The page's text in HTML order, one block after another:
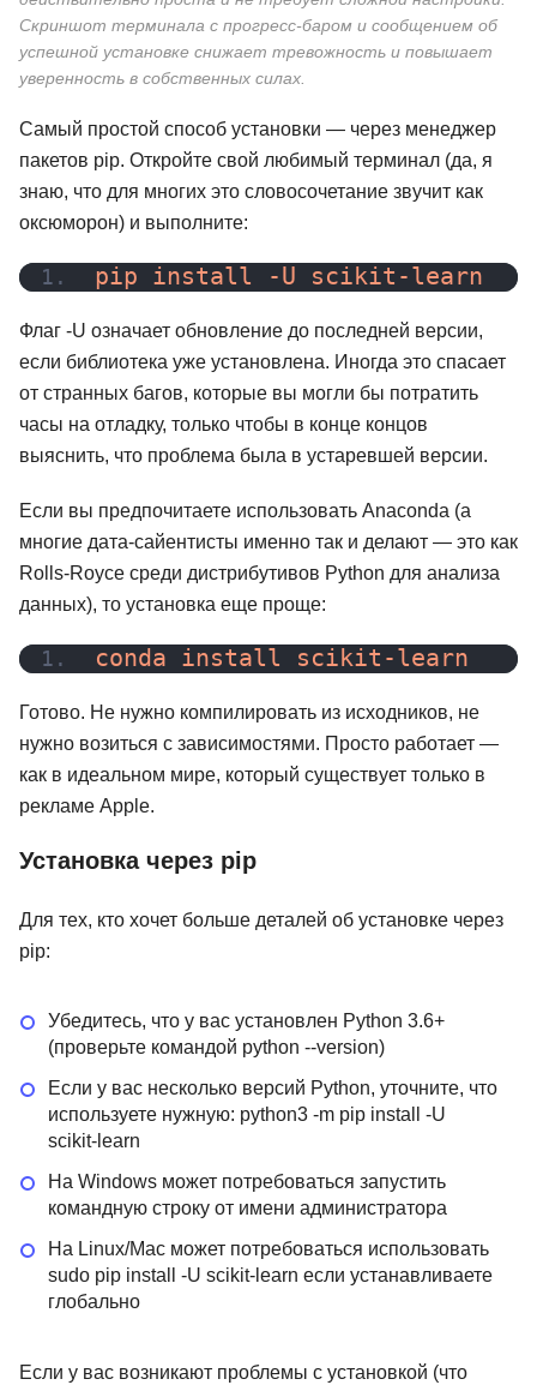
Скриншот терминала с прогресс-баром и сообщением об
успешной установке снижает тревожность и повышает
уверенность в собственных силах.
Самый простой способ установки — через менеджер
пакетов pip. Откройте свой любимый терминал (да, я
знаю, что для многих это словосочетание звучит как
оксюморон) и выполните:
pip install -U scikit-learn
Флаг -U означает обновление до последней версии,
если библиотека уже установлена. Иногда это спасает
от странных багов, которые вы могли бы потратить
часы на отладку, только чтобы в конце концов
выяснить, что проблема была в устаревшей версии.
Если вы предпочитаете использовать Anaconda (а
многие дата-сайентисты именно так и делают — это как
Rolls-Royce среди дистрибутивов Python для анализа
данных), то установка еще проще:
conda install scikit-learn
Готово. Не нужно компилировать из исходников, не
нужно возиться с зависимостями. Просто работает —
как в идеальном мире, который существует только в
рекламе Apple.
Установка через pip
Для тех, кто хочет больше деталей об установке через
pip:
Убедитесь, что у вас установлен Python 3.6+
(проверьте командой python --version)
Если у вас несколько версий Python, уточните, что
используете нужную: python3 -m pip install -U
scikit-learn
На Windows может потребоваться запустить
командную строку от имени администратора
На Linux/Mac может потребоваться использовать
sudo pip install -U scikit-learn если устанавливаете
глобально
Если у вас возникают проблемы с установкой (что
Подробнее от 4 628 ₽ Подробнее
Яндекс